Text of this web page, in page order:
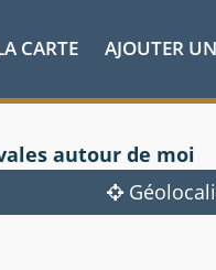
CARTE AJOUTER
autour de moi